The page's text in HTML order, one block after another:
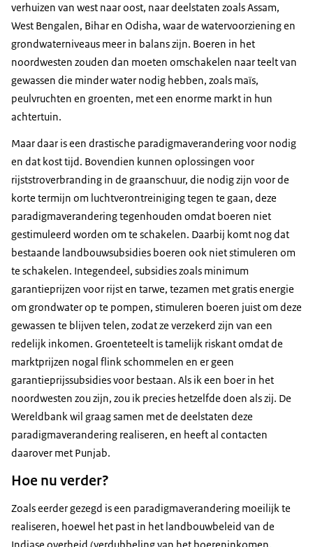
verhuizen van west naar oost, naar deelstaten zoals Assam,
West Bengalen, Bihar en Odisha, waar de watervoorziening en
grondwaterniveaus meer in balans zijn. Boeren in het
noordwesten zouden dan moeten omschakelen naar teelt van
gewassen die minder water nodig hebben, zoals maïs,
peulvruchten en groenten, met een enorme markt in hun
achtertuin.
Maar daar is een drastische paradigmaverandering voor nodig
en dat kost tijd. Bovendien kunnen oplossingen voor
rijststroverbranding in de graanschuur, die nodig zijn voor de
korte termijn om luchtverontreiniging tegen te gaan, deze
paradigmaverandering tegenhouden omdat boeren niet
gestimuleerd worden om te schakelen. Daarbij komt nog dat
bestaande landbouwsubsidies boeren ook niet stimuleren om
te schakelen. Integendeel, subsidies zoals minimum
garantieprijzen voor rijst en tarwe, tezamen met gratis energie
om grondwater op te pompen, stimuleren boeren juist om deze
gewassen te blijven telen, zodat ze verzekerd zijn van een
redelijk inkomen. Groenteteelt is tamelijk riskant omdat de
marktprijzen nogal flink schommelen en er geen
garantieprijssubsidies voor bestaan. Als ik een boer in het
noordwesten zou zijn, zou ik precies hetzelfde doen als zij. De
Wereldbank wil graag samen met de deelstaten deze
paradigmaverandering realiseren, en heeft al contacten
daarover met Punjab.
Hoe nu verder?
Zoals eerder gezegd is een paradigmaverandering moeilijk te
realiseren, hoewel het past in het landbouwbeleid van de